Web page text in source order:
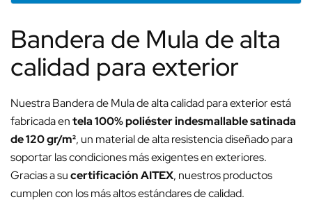
Bandera de Mula de alta
calidad para exterior
Nuestra Bandera de Mula de alta calidad para exterior está
fabricada entela 100% poliéster indesmallable satinada
de 120 gr/m², un material de alta resistencia diseñado para
soportar las condiciones más exigentes en exteriores.
Gracias a sucertificación AITEX, nuestros productos
cumplen con los más altos estándares de calidad.